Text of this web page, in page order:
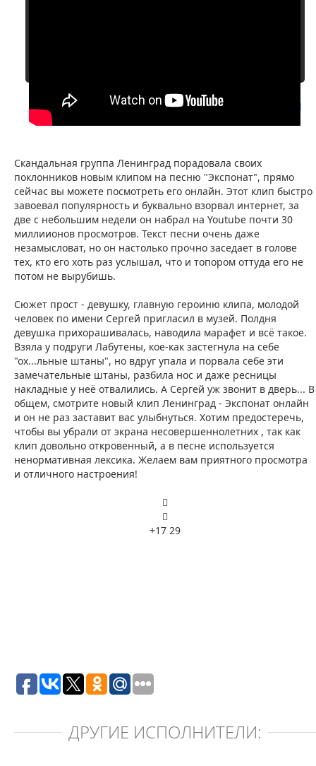
Смотреть все клипы Ленинграда
Скандальная группа Ленинград порадовала своих
поклонников новым клипом на песню "Экспонат", прямо
сейчас вы можете посмотреть его онлайн. Этот клип быстро
завоевал популярность и буквально взорвал интернет, за
две с небольшим недели он набрал на Youtube почти 30
миллиионов просмотров. Текст песни очень даже
незамысловат, но он настолько прочно заседает в голове
тех, кто его хоть раз услышал, что и топором оттуда его не
потом не вырубишь.
Сюжет прост - девушку, главную героиню клипа, молодой
человек по имени Сергей пригласил в музей. Полдня
девушка прихорашивалась, наводила марафет и всё такое.
Взяла у подруги Лабутены, кое-как застегнула на себе
"ох...льные штаны", но вдруг упала и порвала себе эти
замечательные штаны, разбила нос и даже ресницы
накладные у неё отвалились. А Сергей уж звонит в дверь... В
общем, смотрите новый клип Ленинград - Экспонат онлайн
и он не раз заставит вас улыбнуться. Хотим предостеречь,
чтобы вы убрали от экрана несовершеннолетних , так как
клип довольно откровенный, а в песне используется
ненормативная лексика. Желаем вам приятного просмотра
и отличного настроения!
+17 29
ДРУГИЕ ИСПОЛНИТЕЛИ: